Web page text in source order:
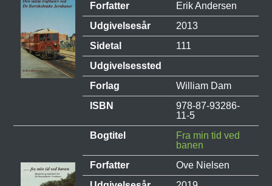
Forfatter
Erik Andersen
Udgivelsesår
2013
Sidetal
111
Udgivelsessted
Forlag
William Dam
ISBN
978-87-93286-
11-5
Bogtitel
Fra min tid ved
banen
Forfatter
Ove Nielsen